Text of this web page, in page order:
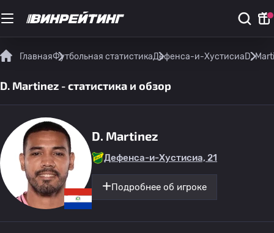
ГлавнаяФутбольная статистикаДефенса-и-ХустисиаD.
D. Martinez - статистика и обзор
D. Martinez
Дефенса-и-Хустисиа, 21
Подробнее об игроке